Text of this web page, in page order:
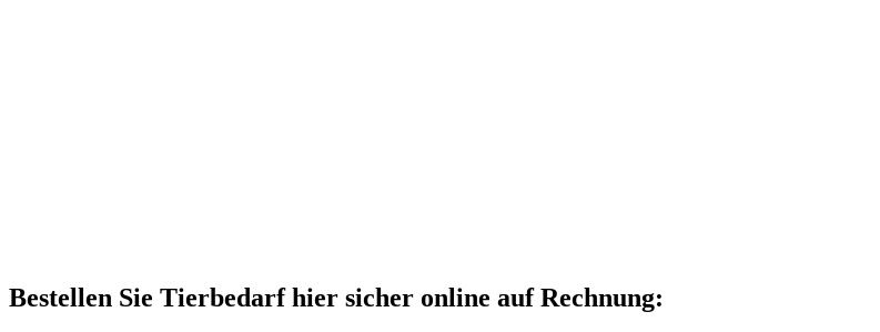
Bestellen Sie Tierbedarf hier sicher online auf Rechnung: